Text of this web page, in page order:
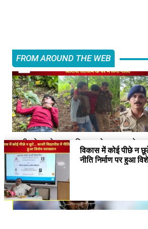
FROM AROUND THE WEB
काशी स्टेशन के पास पुलिस मुठभेड़, पत्थर से
आरोपी ताजिम के पैर में लगी गोली